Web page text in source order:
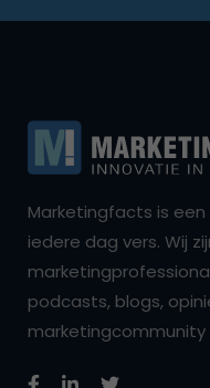
Marketingfacts is
iedere dag vers. Wij
podcasts, blogs,
marketingcommunity